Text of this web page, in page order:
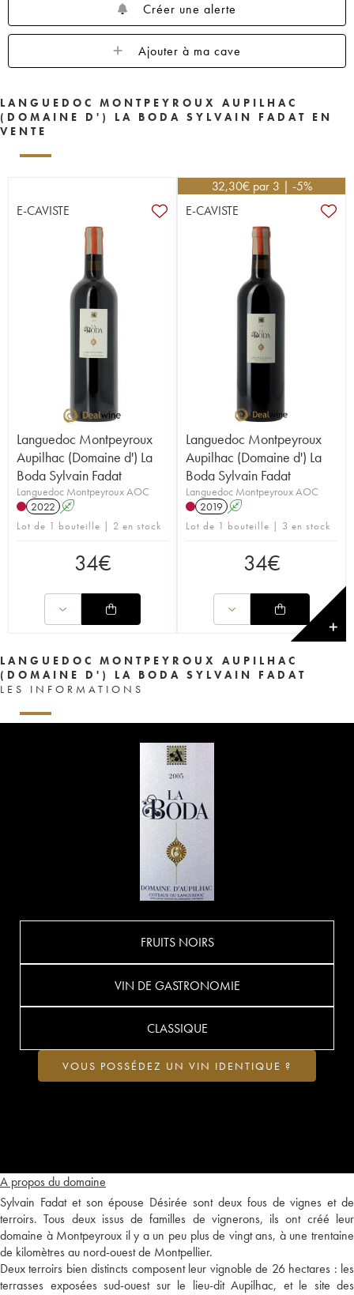
Créer une alerte
Ajouter à ma cave
LANGUEDOC MONTPEYROUX AUPILHAC
(DOMAINE D') LA BODA SYLVAIN FADAT EN
VENTE
E-CAVISTE
Languedoc Montpeyroux
Aupilhac (Domaine d') La
Boda Sylvain Fadat
Languedoc Montpeyroux AOC
2022 A
Lot de 1 bouteille | 2 en stock
34€
32,30€ par 3 | -5%
E-CAVISTE
Languedoc Montpeyroux
Aupilhac (Domaine d') La
Boda Sylvain Fadat
Languedoc Montpeyroux AOC
2019 A
Lot de 1 bouteille | 3 en stock
34€
✕
LANGUEDOC MONTPEYROUX AUPILHAC
(DOMAINE D') LA BODA SYLVAIN FADAT
LES INFORMATIONS
A propos du domaine
Sylvain Fadat et son épouse Désirée sont deux fous de vignes et de
terroirs. Tous deux issus de familles de vignerons, ils ont créé leur
domaine à Montpeyroux il y a un peu plus de vingt ans, à une trentaine
de kilomètres au nord-ouest de Montpellier.
Deux terroirs bien distincts composent leur vignoble de 26 hectares : les
terrasses exposées sud-ouest sur le lieu-dit Aupilhac, et le site des
FRUITS NOIRS
VIN DE GASTRONOMIE
CLASSIQUE
VOUS POSSÉDEZ UN VIN IDENTIQUE ?